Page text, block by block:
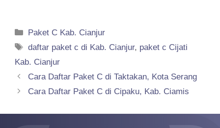
Categories
Paket C Kab. Cianjur
Tags
daftar paket c di Kab. Cianjur, paket c Cijati
Kab. Cianjur
Cara Daftar Paket C di Taktakan, Kota Serang
Cara Daftar Paket C di Cipaku, Kab. Ciamis